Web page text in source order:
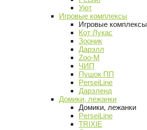
Уют
Игровые комплексы
Игровые комплексы
Кот Лукас
Зооник
Дарэлл
Zoo-M
ЧИП
Пушок ПП
PerseiLine
Дарэленд
Домики, лежанки
Домики, лежанки
PerseiLine
TRIXIE